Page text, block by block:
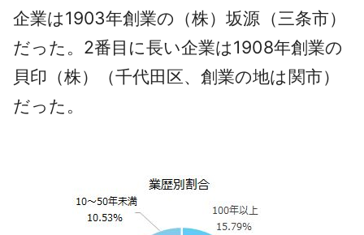
企業は1903年創業の（株）坂源（三条市）
だった。2番目に長い企業は1908年創業の
貝印（株）（千代田区、創業の地は関市）
だった。